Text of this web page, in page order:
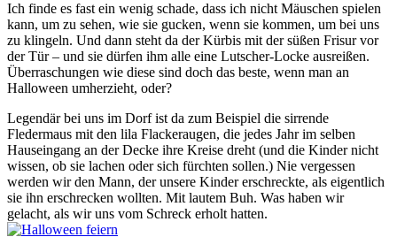
Ich finde es fast ein wenig schade, dass ich nicht Mäuschen spielen
kann, um zu sehen, wie sie gucken, wenn sie kommen, um bei uns
zu klingeln. Und dann steht da der Kürbis mit der süßen Frisur vor
der Tür – und sie dürfen ihm alle eine Lutscher-Locke ausreißen.
Überraschungen wie diese sind doch das beste, wenn man an
Halloween umherzieht, oder?
Legendär bei uns im Dorf ist da zum Beispiel die sirrende
Fledermaus mit den lila Flackeraugen, die jedes Jahr im selben
Hauseingang an der Decke ihre Kreise dreht (und die Kinder nicht
wissen, ob sie lachen oder sich fürchten sollen.) Nie vergessen
werden wir den Mann, der unsere Kinder erschreckte, als eigentlich
sie ihn erschrecken wollten. Mit lautem Buh. Was haben wir
gelacht, als wir uns vom Schreck erholt hatten.